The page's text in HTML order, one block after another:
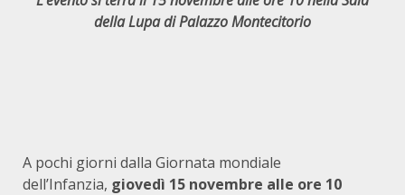
della Lupa di Palazzo Montecitorio
A pochi giorni dalla Giornata mondiale
dell’Infanzia, giovedì 15 novembre alle ore 10